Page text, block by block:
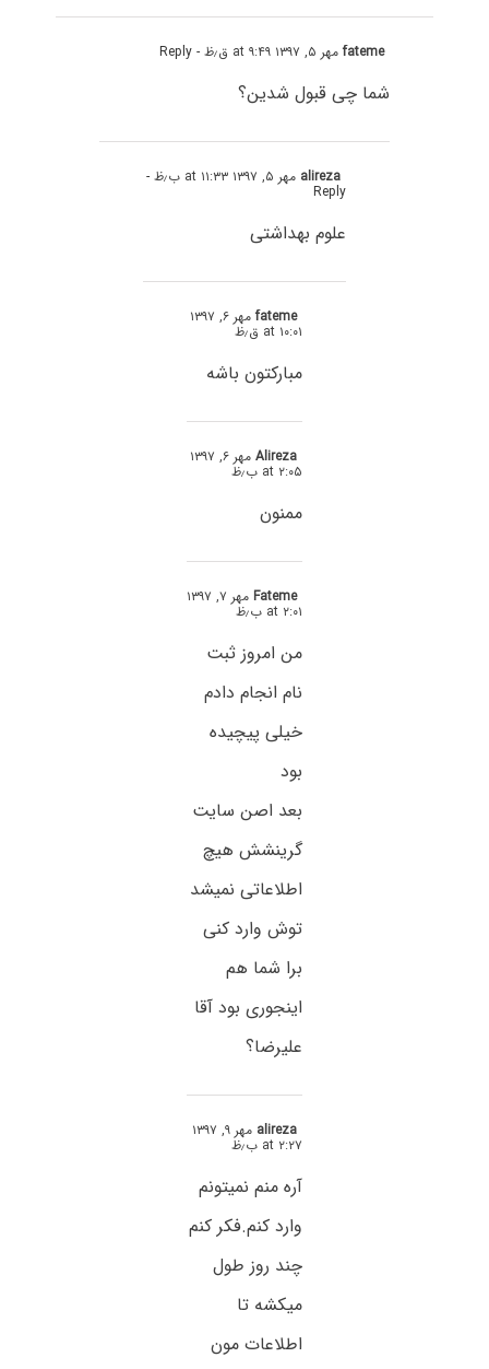
fatemeمهر ۵, ۱۳۹۷ at ۹:۴۹ ق٫ظ - Reply
شما چی قبول شدین؟
alireza مهر ۵, ۱۳۹۷ at ۱۱:۳۳ ب٫ظ -
Reply
علوم بهداشتی
fateme مهر ۶, ۱۳۹۷
at ۱۰:۰۱ ق٫ظ
مبارکتون باشه
Alireza مهر ۶, ۱۳۹۷
at ۲:۰۵ ب٫ظ
ممنون
Fateme مهر ۷, ۱۳۹۷
at ۲:۰۱ ب٫ظ
من امروز ثبت
نام انجام دادم
خیلی پیچیده
بود
بعد اصن سایت
گرینشش هیچ
اطلاعاتی نمیشد
توش وارد کنی
برا شما هم
اینجوری بود آقا
علیرضا؟
alireza مهر ۹, ۱۳۹۷
at ۲:۲۷ ب٫ظ
آره منم نمیتونم
وارد کنم.فکر کنم
چند روز طول
میکشه تا
اطلاعات مون